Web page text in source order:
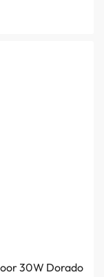
30W Dorado